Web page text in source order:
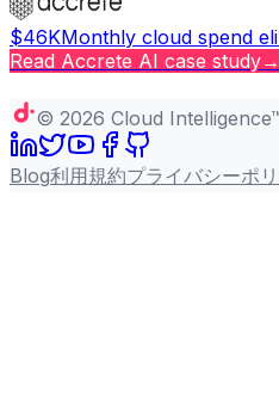
$46KMonthly cloud spend
Read Accrete AI case study→
© 2026 Cloud
Blog利用規約プライバシーポ